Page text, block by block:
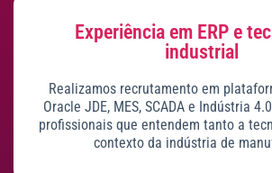
Experiência em ERP e
industrial
Realizamos recrutamento em
Oracle JDE, MES, SCADA e Indústria
profissionais que entendem tanto a
contexto da indústria de